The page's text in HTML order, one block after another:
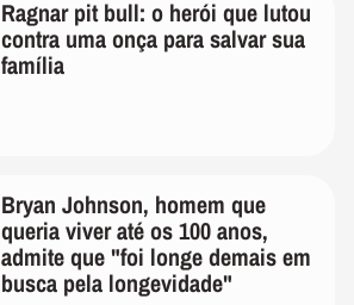
Ragnar pit bull: o herói que lutou
contra uma onça para salvar sua
família
Bryan Johnson, homem que
queria viver até os 100 anos,
admite que "foi longe demais em
busca pela longevidade"